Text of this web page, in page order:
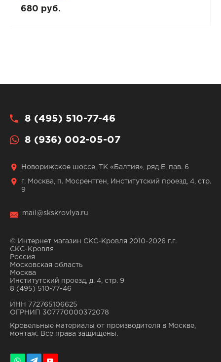
680 руб.
8 (495) 510-77-46
8 (936) 002-05-07
Новорижское шоссе, ТК «Балтия», ряд Е, пав. 6
г. Москва, п. Мосрентген, Институтский проезд, 4, стр.
9
mail@skskrovlya.ru
© Интернет магазин СКС-Кровля 2010-2026 г.г.
СКС-Кровля
Россия
Московская область
Москва
Институтский проезд, д. 4, стр. 9
8 (495) 510-77-46
ИНН 772765106625
ОГРНИП 307770000372078
Кровельные материалы от производителя в Москве,
монтаж. Все права защищены.